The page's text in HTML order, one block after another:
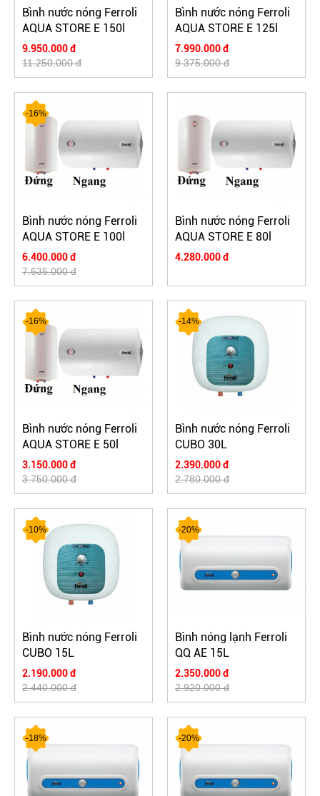
Bình nước nóng Ferroli
AQUA STORE E 150l
9.950.000 đ
11.250.000 đ
Bình nước nóng Ferroli
AQUA STORE E 125l
7.990.000 đ
9.375.000 đ
-16%
Bình nước nóng Ferroli
AQUA STORE E 100l
6.400.000 đ
7.635.000 đ
Bình nước nóng Ferroli
AQUA STORE E 80l
4.280.000 đ
-16%
Bình nước nóng Ferroli
AQUA STORE E 50l
3.150.000 đ
3.750.000 đ
-14%
Bình nước nóng Ferroli
CUBO 30L
2.390.000 đ
2.780.000 đ
-10%
Bình nước nóng Ferroli
CUBO 15L
2.190.000 đ
2.440.000 đ
-20%
Bình nóng lạnh Ferroli
QQ AE 15L
2.350.000 đ
2.920.000 đ
-18% -20%